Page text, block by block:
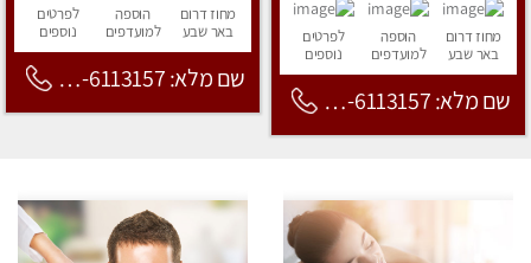
מחוז דרום
באר שבע
הוספה
למועדפים
לפרטים
נוספים
שם מלא: 053-6113157
מחוז דרום
באר שבע
הוספה
למועדפים
לפרטים
נוספים
שם מלא: 053-6113157